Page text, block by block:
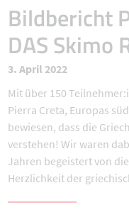
Bildbericht
DAS Skimo
3. April 2022
Mit über 150
Pierra Creta, Europas
bewiesen, dass die
verstehen! Wir waren
Jahren begeistert von
Herzlichkeit der